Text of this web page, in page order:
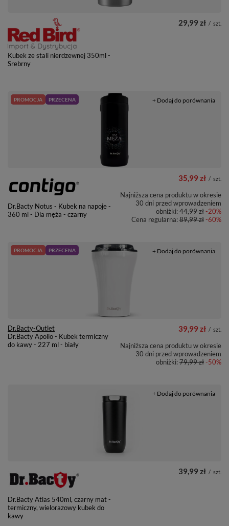
Kubek ze stali nierdzewnej 350ml -
Srebrny
29,99 zł / szt.
PROMOCJA PRZECENA
Dr.Bacty Notus - Kubek na napoje -
360 ml - Dla męża - czarny
35,99 zł / szt.
Najniższa cena produktu w okresie
30 dni przed wprowadzeniem
obniżki:44,99 zł-20%
Cena regularna:89,99 zł-60%
+ Dodaj do porównania
PROMOCJA PRZECENA
Dr.Bacty-Outlet
Dr.Bacty Apollo - Kubek termiczny
do kawy - 227 ml - biały
39,99 zł / szt.
Najniższa cena produktu w okresie
30 dni przed wprowadzeniem
obniżki:79,99 zł-50%
+ Dodaj do porównania
Dr.Bacty Atlas 540ml, czarny mat -
termiczny, wielorazowy kubek do
kawy
39,99 zł / szt.
+ Dodaj do porównania